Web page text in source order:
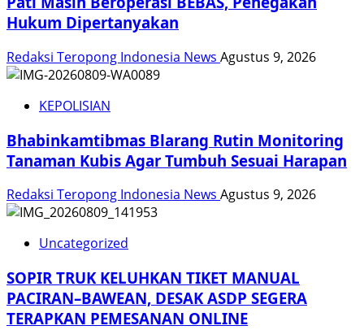
Hukum Dipertanyakan
Redaksi Teropong Indonesia News Agustus 9, 2026
KEPOLISIAN
Bhabinkamtibmas Blarang Rutin Monitoring
Tanaman Kubis Agar Tumbuh Sesuai Harapan
Redaksi Teropong Indonesia News Agustus 9, 2026
Uncategorized
SOPIR TRUK KELUHKAN TIKET MANUAL
PACIRAN–BAWEAN, DESAK ASDP SEGERA
TERAPKAN PEMESANAN ONLINE